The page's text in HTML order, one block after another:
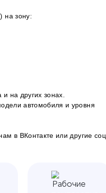
на зону:
на других зонах.
автомобиля и уровня
в ВКонтакте или другие соц.